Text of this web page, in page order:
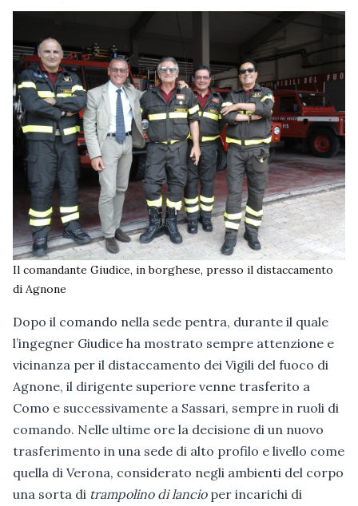
Il comandante Giudice, in borghese, presso il distaccamento
di Agnone
Dopo il comando nella sede pentra, durante il quale
l’ingegner Giudice ha mostrato sempre attenzione e
vicinanza per il distaccamento dei Vigili del fuoco di
Agnone, il dirigente superiore venne trasferito a
Como e successivamente a Sassari, sempre in ruoli di
comando. Nelle ultime ore la decisione di un nuovo
trasferimento in una sede di alto profilo e livello come
quella di Verona, considerato negli ambienti del corpo
una sorta di trampolino di lancioper incarichi di